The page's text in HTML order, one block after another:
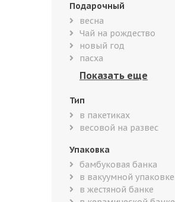
Подарочный
весна
Чай на рождество
новый год
пасха
Тип
в пакетиках
весовой на развес
Упаковка
бамбуковая банка
в вакуумной упаковке
в жестяной банке